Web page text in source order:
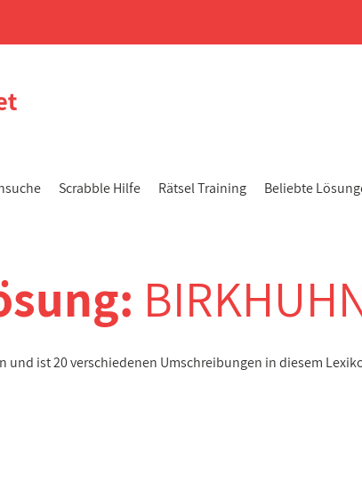
Scrabble Hilfe Rätsel Training Beliebte
und ist 20 verschiedenen Umschreibungen in diesem